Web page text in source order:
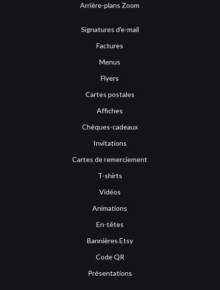
Arrière-plans Zoom
Signatures d’e-mail
Factures
Menus
Flyers
Cartes postales
Affiches
Chèques-cadeaux
Invitations
Cartes de remerciement
T-shirts
Vidéos
Animations
En-têtes
Bannières Etsy
Code QR
Présentations